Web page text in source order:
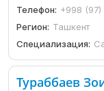
Телефон: +998
Регион: Ташкент
Специализация:
Тураббаев